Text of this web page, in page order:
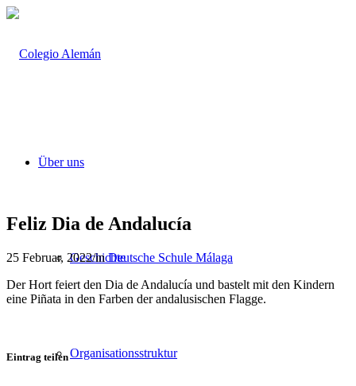
Über uns
Geschichte
Organisationsstruktur
Feliz Dia de Andalucía
25 Februar, 2022/inDeutsche Schule Málaga
Der Hort feiert den Dia de Andalucía und bastelt mit den Kindern
eine Piñata in den Farben der andalusischen Flagge.
Eintrag teilen